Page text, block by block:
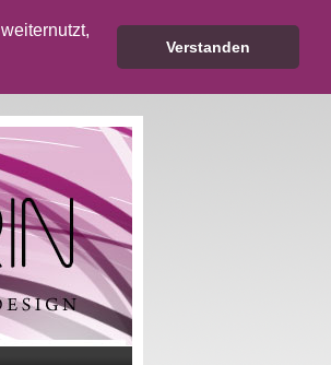
Verstanden